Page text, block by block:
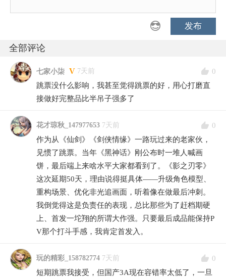
发布
全部评论
七家小柒 V 7天前
0
跳票没什么影响，我甚至觉得跳票的好，用心打磨直
接做好完整品比半吊子强多了
花才琼秋_147977653 7天前
0
作为从《仙剑》《剑侠情缘》一路玩过来的老家伙，
见惯了跳票。当年《黑神话》刚公布时一堆人喊画
饼，最后端上来啥水平大家都看到了。《影之刃零》
这次延期50天，理由说得挺具体——升级角色模型、
重构场景、优化非光追画面，听着像在做最后冲刺。
我倒觉得这是负责任的表现，总比那些为了赶档期硬
上、首发一坨翔的所谓大作强。只要最后成品能保持P
V那个打斗手感，我肯定首发入。
玩的精彩_158782774 7天前
0
短期跳票我接受，但国产3A现在容错率太低了，一旦